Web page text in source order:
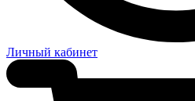
Личный кабинет